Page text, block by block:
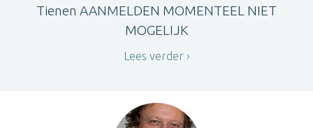
Tienen AANMELDEN MOMENTEEL NIET
MOGELIJK
Lees verder